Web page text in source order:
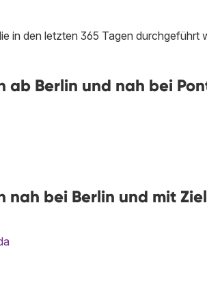
in den letzten 365 Tagen durchgeführt
ab Berlin und nah bei
nah bei Berlin und mit